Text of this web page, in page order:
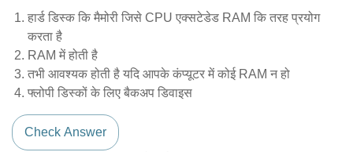
हार्ड डिस्क कि मैमोरी जिसे CPU एक्सटेडेड RAM कि तरह प्रयोग
करता है
RAM में होती है
तभी आवश्यक होती है यदि आपके कंप्यूटर में कोई RAM न हो
फ्लोपी डिस्कों के लिए बैकअप डिवाइस
Check Answer